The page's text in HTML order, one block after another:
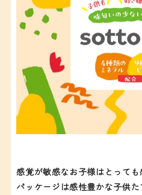
感覚が敏感なお子様はとっても
パッケージは感性豊かな子供た